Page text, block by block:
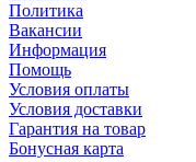
Политика
Вакансии
Информация
Помощь
Условия оплаты
Условия доставки
Гарантия на товар
Бонусная карта